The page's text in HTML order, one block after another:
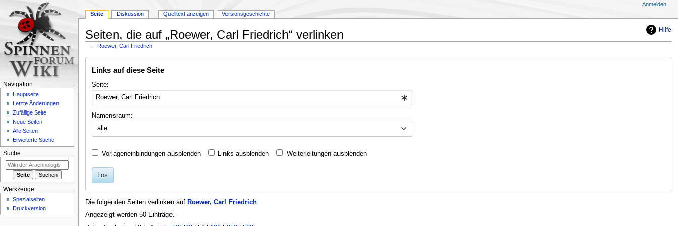
Hilfe
Seiten, die auf „Roewer, Carl Friedrich“ verlinken
← Roewer, Carl Friedrich
Navigation
Suche
Links auf diese Seite
Seite:
Namensraum:
alle
Vorlageneinbindungen ausblenden Links ausblenden Weiterleitungen ausblenden
Los
Die folgenden Seiten verlinken auf Roewer, Carl Friedrich:
Angezeigt werden 50 Einträge.
Seite Diskussion Quelltext anzeigen Versionsgeschichte
Anmelden
Navigation
Hauptseite
Letzte Änderungen
Zufällige Seite
Neue Seiten
Alle Seiten
Erweiterte Suche
Suche
Werkzeuge
Spezialseiten
Druckversion